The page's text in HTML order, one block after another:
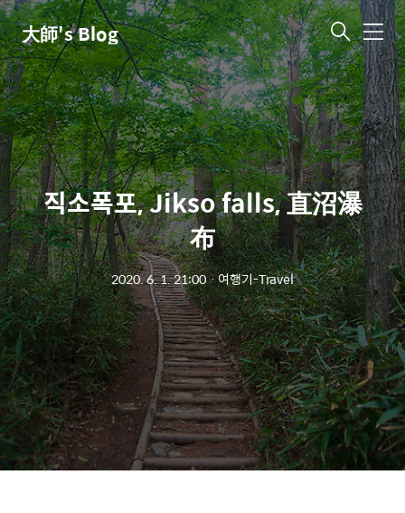
大師's Blog 메
뉴
직소폭포, Jikso falls, 直沼瀑
布
2020. 6. 1. 21:00ㆍ여행기-Travel